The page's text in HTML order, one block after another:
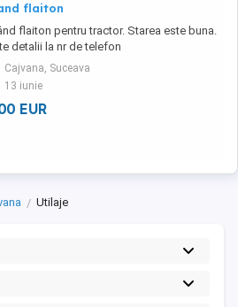
flaiton
flaiton pentru tractor. Starea este buna.
detalii la nr de telefon
Cajvana, Suceava
13 iunie
EUR
Utilaje